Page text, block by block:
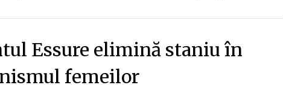
Essure elimină staniu în
femeilor